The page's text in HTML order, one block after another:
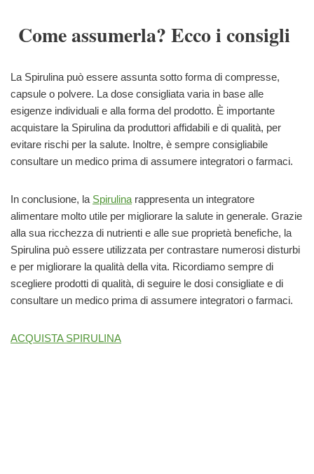
Come assumerla? Ecco i consigli
La Spirulina può essere assunta sotto forma di compresse,
capsule o polvere. La dose consigliata varia in base alle
esigenze individuali e alla forma del prodotto. È importante
acquistare la Spirulina da produttori affidabili e di qualità, per
evitare rischi per la salute. Inoltre, è sempre consigliabile
consultare un medico prima di assumere integratori o farmaci.
In conclusione, la Spirulinarappresenta un integratore
alimentare molto utile per migliorare la salute in generale. Grazie
alla sua ricchezza di nutrienti e alle sue proprietà benefiche, la
Spirulina può essere utilizzata per contrastare numerosi disturbi
e per migliorare la qualità della vita. Ricordiamo sempre di
scegliere prodotti di qualità, di seguire le dosi consigliate e di
consultare un medico prima di assumere integratori o farmaci.
ACQUISTA SPIRULINA